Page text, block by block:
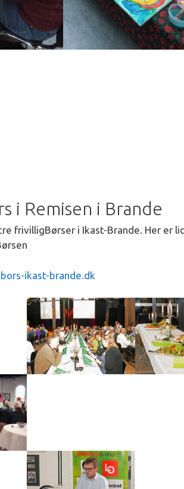
i Remisen i Brande
frivilligBørser i Ikast-Brande. Her er
ikast-brande.dk